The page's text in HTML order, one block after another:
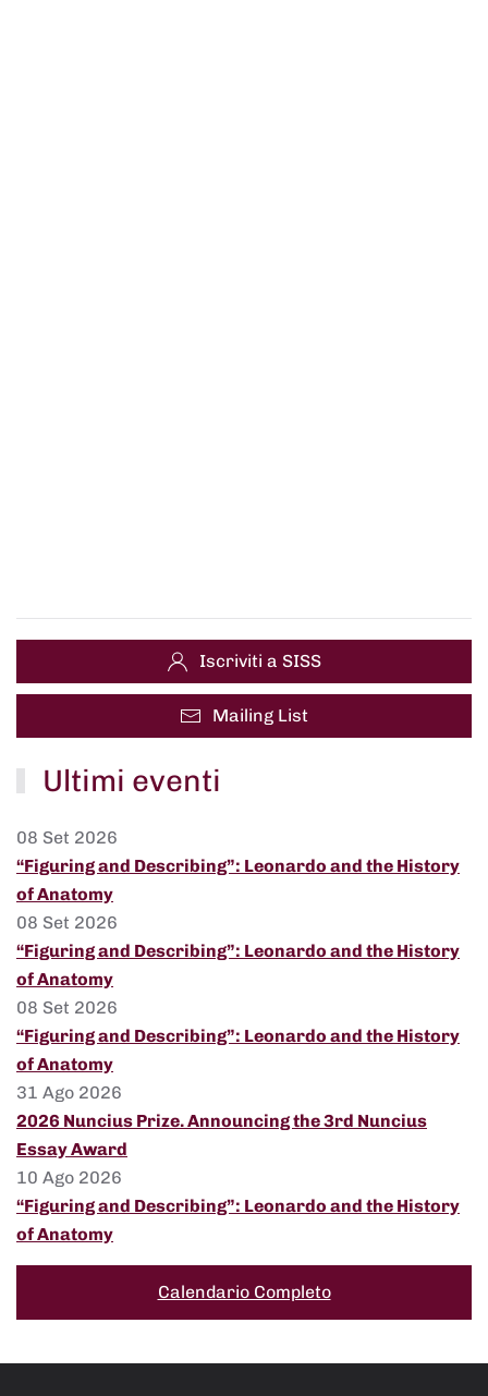
Iscriviti a SISS
Mailing List
Ultimi eventi
08 Set 2026
“Figuring and Describing”: Leonardo and the History
of Anatomy
08 Set 2026
“Figuring and Describing”: Leonardo and the History
of Anatomy
08 Set 2026
“Figuring and Describing”: Leonardo and the History
of Anatomy
31 Ago 2026
2026 Nuncius Prize. Announcing the 3rd Nuncius
Essay Award
10 Ago 2026
“Figuring and Describing”: Leonardo and the History
of Anatomy
Calendario Completo